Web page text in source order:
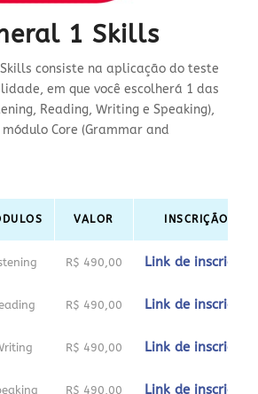
1 Skills
consiste na aplicação do teste
em que você escolherá 1 das
Reading, Writing e Speaking),
Core (Grammar and
VALOR INSCRIÇÃO
R$ 490,00 Link de inscrição
R$ 490,00 Link de inscrição
R$ 490,00 Link de inscrição
R$ 490,00 Link de inscrição